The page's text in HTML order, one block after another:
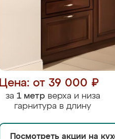
Цена: от 39 000 ₽
за 1 метрверха и низа
гарнитура в длину
Посмотреть акции на